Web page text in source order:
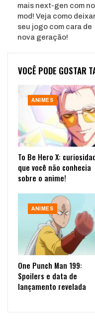
mais next-gen com
mod! Veja como deixar
seu jogo com cara de
nova geração!
VOCÊ PODE GOSTAR
ANIMES
To Be Hero X:
que você não conhecia
sobre o anime!
ANIMES
One Punch Man 199:
Spoilers e data de
lançamento revelada